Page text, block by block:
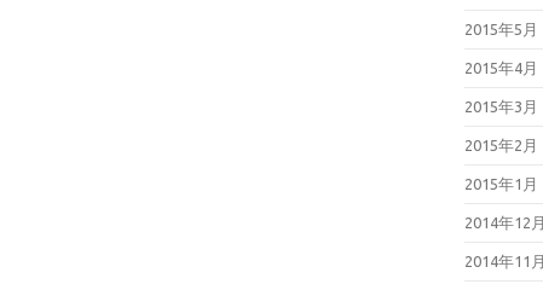
2015年5月
2015年4月
2015年3月
2015年2月
2015年1月
2014年12月
2014年11月